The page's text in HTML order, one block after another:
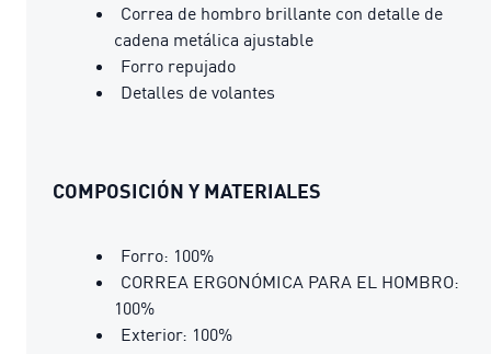
Correa de hombro brillante con detalle de
cadena metálica ajustable
Forro repujado
Detalles de volantes
COMPOSICIÓN Y MATERIALES
Forro: 100%
CORREA ERGONÓMICA PARA EL HOMBRO:
100%
Exterior: 100%